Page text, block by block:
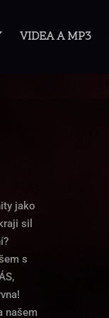
VIDEA A MP3
jako
sil
s
našem